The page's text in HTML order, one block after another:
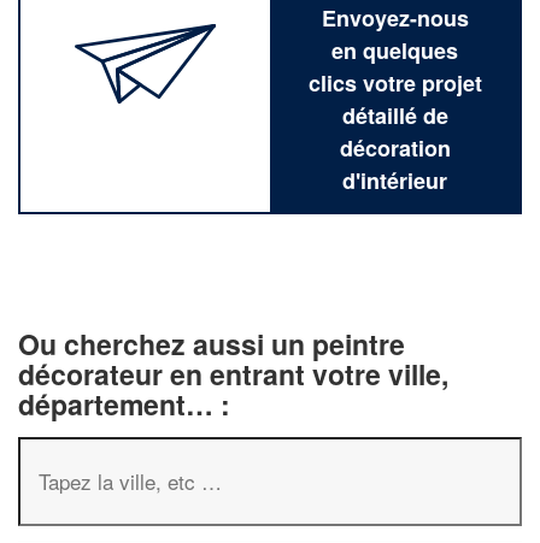
Envoyez-nous
en quelques
clics votre projet
détaillé de
décoration
d'intérieur
Ou cherchez aussi un peintre
décorateur en entrant votre ville,
département… :